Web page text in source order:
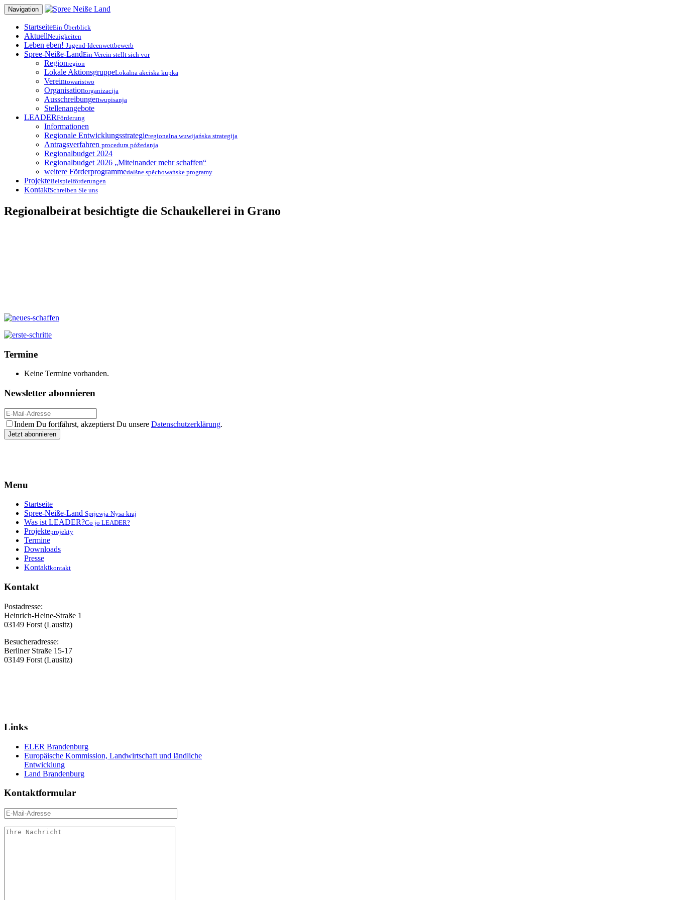
Zum
Inhalt
springen
Navigation
StartseiteEin Überblick
AktuellNeuigkeiten
Leben eben! Jugend-Ideenwettbewerb
Spree-Neiße-LandEin Verein stellt sich vor
Regionregion
Lokale AktionsgruppeLokalna akciska kupka
Vereintowaristwo
Organisationorganizacija
Ausschreibungenwupisanja
Stellenangebote
LEADERFörderung
Informationen
Regionale Entwicklungsstrategieregionalna wuwijańska strategija
Antragsverfahren procedura póžedanja
Regionalbudget 2024
Regionalbudget 2026 „Miteinander mehr schaffen“
weitere Förderprogrammedalšne spěchowańske programy
ProjekteBeispielförderungen
KontaktSchreiben Sie uns
Regionalbeirat besichtigte die Schaukellerei in Grano
Termine
Keine Termine vorhanden.
Newsletter abonnieren
Indem Du fortfährst, akzeptierst Du unsere Datenschutzerklärung.
Menu
Startseite
Spree-Neiße-Land Sprjewja-Nysa-kraj
Was ist LEADER?Co jo LEADER?
Projekteprojekty
Termine
Downloads
Presse
Kontaktkontakt
Kontakt
Postadresse:
Heinrich-Heine-Straße 1
03149 Forst (Lausitz)
Besucheradresse:
Berliner Straße 15-17
03149 Forst (Lausitz)
Links
ELER Brandenburg
Europäische Kommission, Landwirtschaft und ländliche
Entwicklung
Land Brandenburg
Kontaktformular